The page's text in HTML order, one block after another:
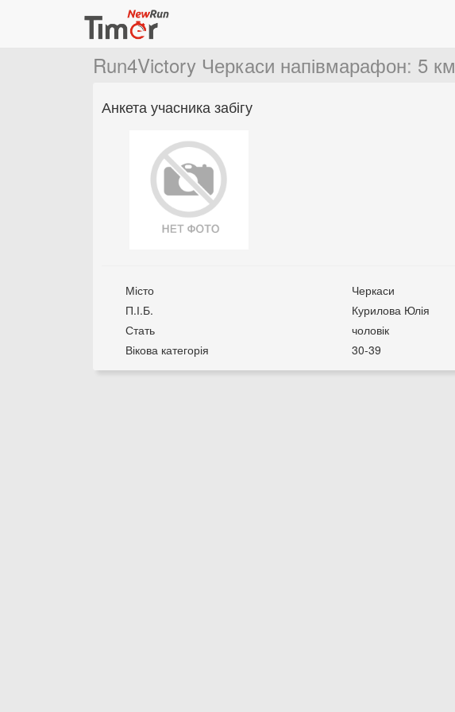
Run4Victory Черкаси напівмарафон: 5 км
Анкета учасника забігу
Місто
Черкаси
П.І.Б.
Курилова Юлія
Стать
чоловік
Вікова категорія
30-39